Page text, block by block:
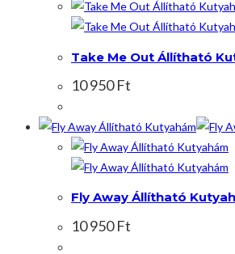
Take Me Out Állítható
10 950Ft
Fly Away Állítható
10 950Ft